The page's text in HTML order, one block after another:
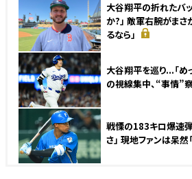
大谷翔平の折れたバ
か?」 敵軍右腕がまさ
るなら」
大谷翔平を巡り...「め
の視線集中、“事情”察
戦慄の183キロ爆速
さ」 現地ファンは呆然